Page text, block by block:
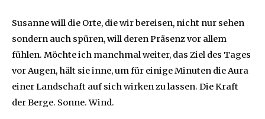
Susanne will die Orte, die wir bereisen, nicht nur sehen
sondern auch spüren, will deren Präsenz vor allem
fühlen. Möchte ich manchmal weiter, das Ziel des Tages
vor Augen, hält sie inne, um für einige Minuten die Aura
einer Landschaft auf sich wirken zu lassen. Die Kraft
der Berge. Sonne. Wind.